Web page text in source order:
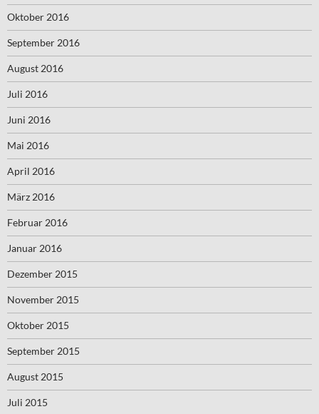
Oktober 2016
September 2016
August 2016
Juli 2016
Juni 2016
Mai 2016
April 2016
März 2016
Februar 2016
Januar 2016
Dezember 2015
November 2015
Oktober 2015
September 2015
August 2015
Juli 2015